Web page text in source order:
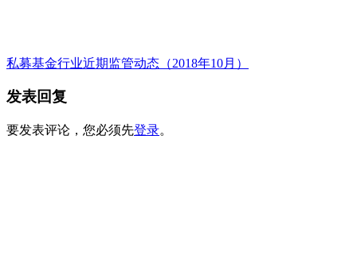
私募基金行业近期监管动态（2018年10月）
发表回复
要发表评论，您必须先登录。